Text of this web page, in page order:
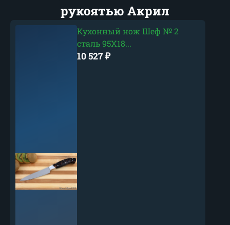
рукоятью Акрил
Кухонный нож Шеф № 2
сталь 95Х18...
10 527₽